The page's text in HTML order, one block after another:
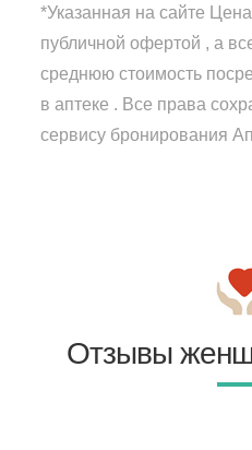
*Указанная на сайте
публичной офертой , а
среднюю стоимость
в аптеке . Все права
сервису бронирования
Отзывы